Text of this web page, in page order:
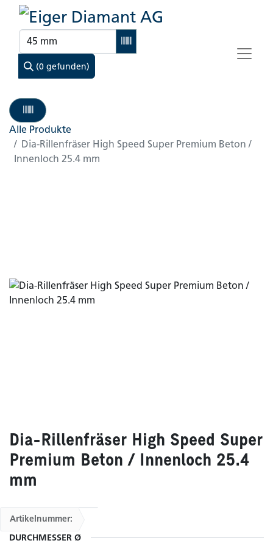
(0 gefunden)
Alle Produkte
Dia-Rillenfräser High Speed Super Premium Beton /
Innenloch 25.4 mm
Dia-Rillenfräser High Speed Super
Premium Beton / Innenloch 25.4
mm
Artikelnummer:
DURCHMESSER Ø